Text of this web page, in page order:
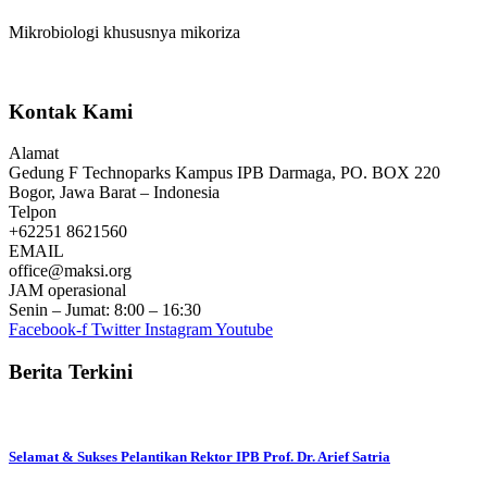
Mikrobiologi khususnya mikoriza
Kontak Kami
Alamat
Gedung F Technoparks Kampus IPB Darmaga, PO. BOX 220
Bogor, Jawa Barat – Indonesia
Telpon
+62251 8621560
EMAIL
office@maksi.org
JAM operasional
Senin – Jumat: 8:00 – 16:30
Facebook-f Twitter InstagramYoutube
Berita Terkini
Selamat & Sukses Pelantikan Rektor IPB Prof. Dr. Arief Satria